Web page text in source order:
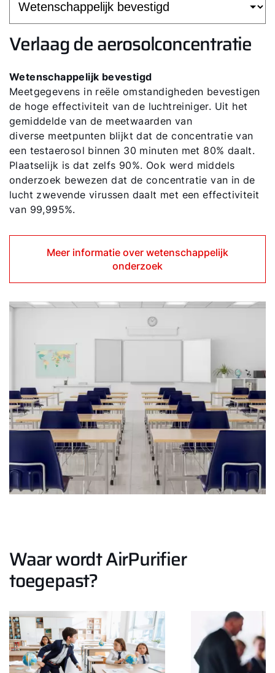
Verlaag de aerosolconcentratie
Wetenschappelijk bevestigd
Meetgegevens in reële omstandigheden bevestigen
de hoge effectiviteit van de luchtreiniger. Uit het
gemiddelde van de meetwaarden van
diverse meetpunten blijkt dat de concentratie van
een testaerosol binnen 30 minuten met 80% daalt.
Plaatselijk is dat zelfs 90%. Ook werd middels
onderzoek bewezen dat de concentratie van in de
lucht zwevende virussen daalt met een effectiviteit
van 99,995%.
Meer informatie over wetenschappelijk
onderzoek
Waar wordt AirPurifier
toegepast?